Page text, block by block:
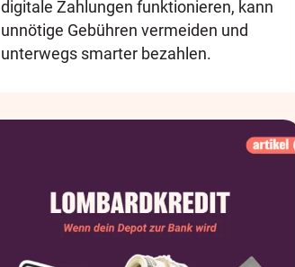
digitale Zahlungen funktionieren, kann
unnötige Gebühren vermeiden und
unterwegs smarter bezahlen.